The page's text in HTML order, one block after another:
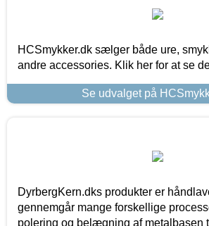
HCSmykker.dk sælger både ure,
andre accessories. Klik her for at se
Se udvalget på
DyrbergKern.dks produkter er
gennemgår mange forskellige
polering og belægning af metalbasen